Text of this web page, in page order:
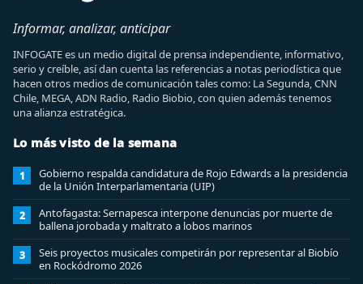
Informar, analizar, anticipar
INFOGATE es un medio digital de prensa independiente, informativo,
serio y creíble, así dan cuenta las referencias a notas periodística que
hacen otros medios de comunicación tales como: La Segunda, CNN
Chile, MEGA, ADN Radio, Radio Biobio, con quien además tenemos
una alianza estratégica.
Lo más visto de la semana
1
Gobierno respalda candidatura de Rojo Edwards a la presidencia
de la Unión Interparlamentaria (UIP)
2
Antofagasta: Sernapesca interpone denuncias por muerte de
ballena jorobada y maltrato a lobos marinos
3
Seis proyectos musicales competirán por representar al Biobío
en Rockódromo 2026